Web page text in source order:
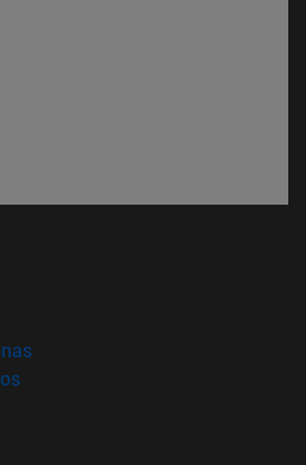
ventana)
(abre en nueva ventana)
(abre en nueva ventana)